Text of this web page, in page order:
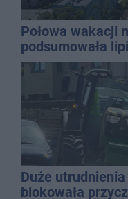
Połowa wakacji
podsumowała
Duże
blokowała